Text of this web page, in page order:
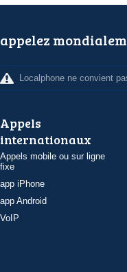
appelez
Localphone ne convient
Appels
internationaux
Appels mobile ou sur ligne
fixe
app iPhone
app Android
VoIP